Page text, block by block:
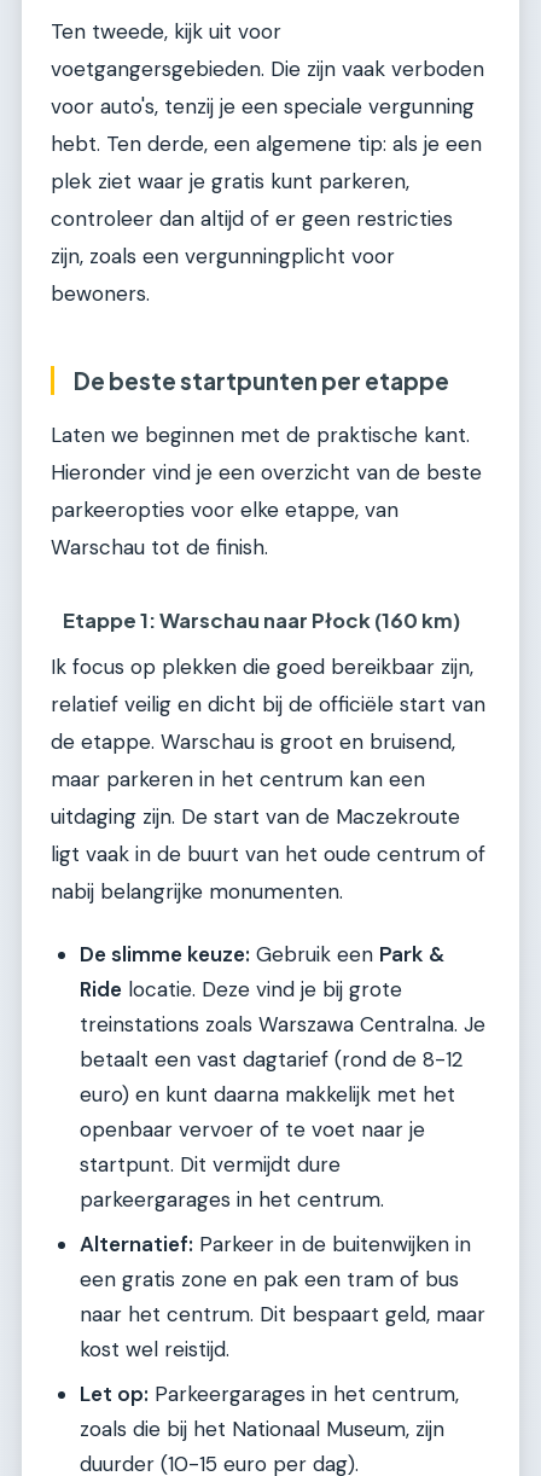
Ten tweede, kijk uit voor
voetgangersgebieden. Die zijn vaak verboden
voor auto's, tenzij je een speciale vergunning
hebt. Ten derde, een algemene tip: als je een
plek ziet waar je gratis kunt parkeren,
controleer dan altijd of er geen restricties
zijn, zoals een vergunningplicht voor
bewoners.
De beste startpunten per etappe
Laten we beginnen met de praktische kant.
Hieronder vind je een overzicht van de beste
parkeeropties voor elke etappe, van
Warschau tot de finish.
Etappe 1: Warschau naar Płock (160 km)
Ik focus op plekken die goed bereikbaar zijn,
relatief veilig en dicht bij de officiële start van
de etappe. Warschau is groot en bruisend,
maar parkeren in het centrum kan een
uitdaging zijn. De start van de Maczekroute
ligt vaak in de buurt van het oude centrum of
nabij belangrijke monumenten.
De slimme keuze: Gebruik een Park &
Ride locatie. Deze vind je bij grote
treinstations zoals Warszawa Centralna. Je
betaalt een vast dagtarief (rond de 8-12
euro) en kunt daarna makkelijk met het
openbaar vervoer of te voet naar je
startpunt. Dit vermijdt dure
parkeergarages in het centrum.
Alternatief: Parkeer in de buitenwijken in
een gratis zone en pak een tram of bus
naar het centrum. Dit bespaart geld, maar
kost wel reistijd.
Let op: Parkeergarages in het centrum,
zoals die bij het Nationaal Museum, zijn
duurder (10-15 euro per dag).